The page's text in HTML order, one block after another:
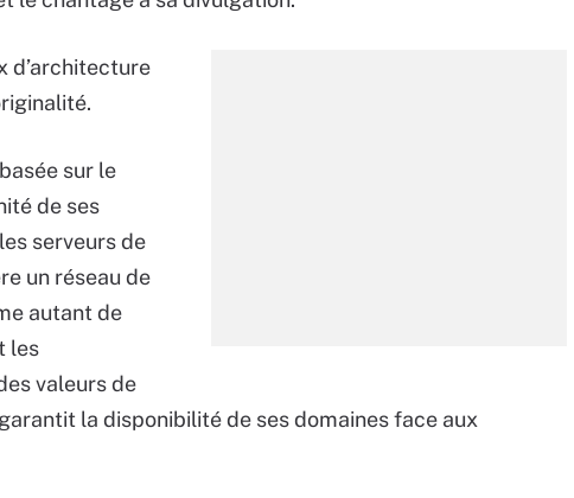
d’architecture
sur le
de ses
serveurs de
un réseau de
autant de
les
valeurs de
la disponibilité de ses domaines face aux